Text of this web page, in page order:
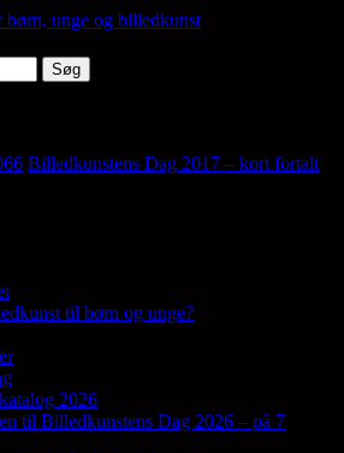
for børn,
Billedkunstens Dag 2017 – kort fortalt
række aktører på tværs af
fødekæde
til børn og unge?
2026
til Billedkunstens Dag 2026 – på 7